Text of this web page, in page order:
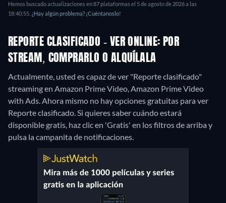
Hemos buscado actualizaciones en 87 plataformas el 5 de agosto de 2026 a las
18:40:55. ¿Hay algún problema? ¡Cuéntanoslo!
REPORTE CLASIFICADO - VER ONLINE: POR
STREAM, COMPRARLO O ALQUÍLALA
Actualmente, usted es capaz de ver "Reporte clasificado"
streaming en Amazon Prime Video, Amazon Prime Video
with Ads.Ahora mismo no hay opciones gratuitas para ver
Reporte clasificado. Si quieres saber cuándo estará
disponible gratis, haz clic en 'Gratis' en los filtros de arriba y
pulsa la campanita de notificaciones.